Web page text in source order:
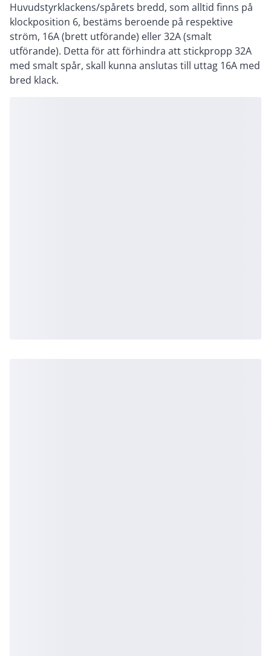
Huvudstyrklackens/spårets bredd, som alltid finns på
klockposition 6, bestäms beroende på respektive
ström, 16A (brett utförande) eller 32A (smalt
utförande). Detta för att förhindra att stickpropp 32A
med smalt spår, skall kunna anslutas till uttag 16A med
bred klack.